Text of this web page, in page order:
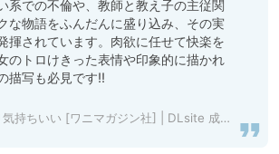
系での不倫や、教師と教え子の主従関
な物語をふんだんに盛り込み、その実
揮されています。肉欲に任せて快楽を
のトロけきった表情や印象的に描かれ
描写も必見です!!
ちいい [ワニマガジン社] | DLsite 成年コミック - R18